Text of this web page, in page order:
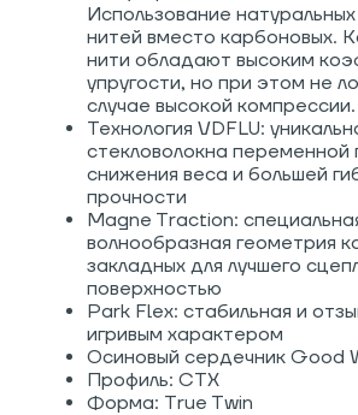
Использование
нитей вместо карбоновых.
нити обладают высоким
упругости, но при этом не
случае высокой компрессии.
Технология VDFLU:
стекловолокна переменной
снижения веса и большей
прочности
Magne Traction:
волнообразная геометрия
закладных для лучшего
поверхностью
Park Flex: стабильная и
игривым характером
Осиновый сердечник Good
Профиль: CTX
Форма: True Twin